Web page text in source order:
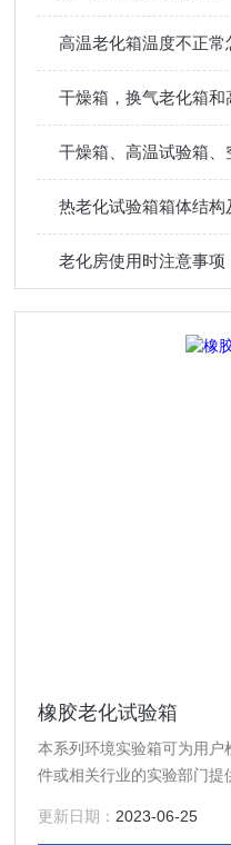
高温老化箱温度不正常
干燥箱，换气老化箱和
干燥箱、高温试验箱、
热老化试验箱箱体结构
老化房使用时注意事项
橡胶老化试验箱
本系列环境实验箱可为用
件或相关行业的实验部门提
和可靠的设备性能，便捷操
更新日期： 2023-06-25